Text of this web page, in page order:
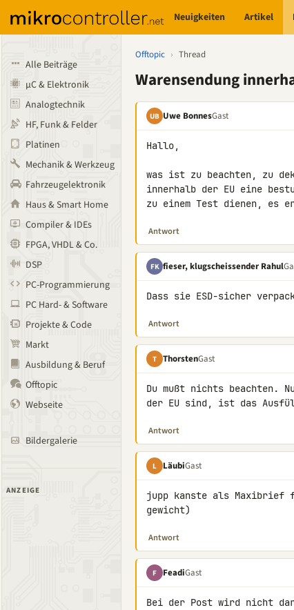
Neuigkeiten Artikel
Alle Beiträge
µC & Elektronik
Analogtechnik
HF, Funk & Felder
Platinen
Mechanik & Werkzeug
Fahrzeugelektronik
Haus & Smart Home
Compiler & IDEs
FPGA, VHDL & Co.
DSP
PC-Programmierung
PC Hard- & Software
Projekte & Code
Markt
Ausbildung & Beruf
Offtopic
Webseite
Bildergalerie
ANZEIGE
Offtopic › Thread
Warensendung
UB Uwe BonnesGast
Hallo,
was ist zu beachten, zu
innerhalb der EU eine
zu einem Test dienen, es
Antwort
FK fieser, klugscheissender Rahul
Dass sie ESD-sicher
Antwort
T ThorstenGast
Du mußt nichts beachten.
der EU sind, ist das
Antwort
L LäubiGast
jupp kanste als Maxibrief
gewicht)
Antwort
F FeadiGast
Bei der Post wird nicht